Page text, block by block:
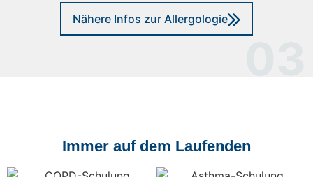
Nähere Infos zur Allergologie
Immer auf dem Laufenden